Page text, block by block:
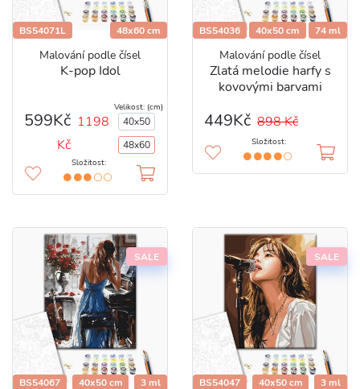
BS54071L 48x60 cm
Malování podle čísel
K-pop Idol
599Kč 1198
Kč
Velikost: (cm)
40x50
48x60
Složitost:
BS54036 40x50 cm 74 ml
Malování podle čísel
Zlatá melodie harfy s
kovovými barvami
449Kč 898 Kč
Složitost:
SALE
BS54067 40x50 cm 3 ml
SALE
BS54047 40x50 cm 3 ml